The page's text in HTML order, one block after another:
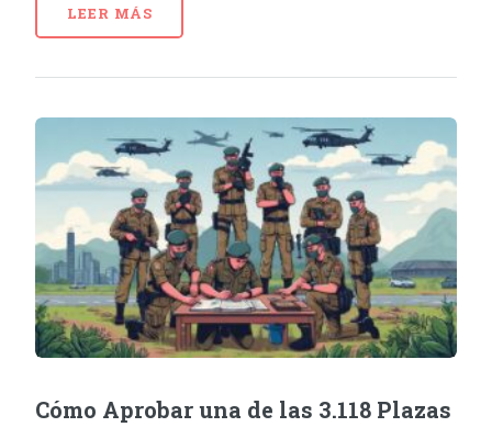
LEER MÁS
Cómo Aprobar una de las 3.118 Plazas